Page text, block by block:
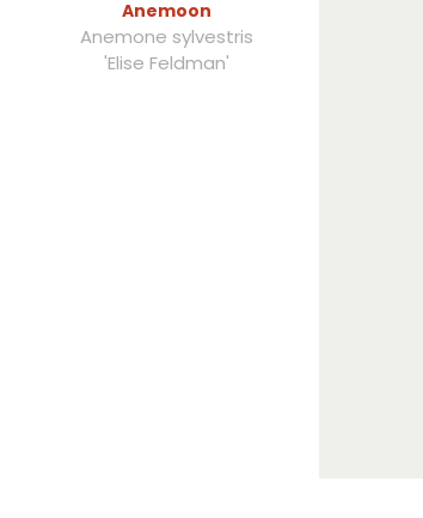
Anemoon
Anemone sylvestris
'Elise Feldman'